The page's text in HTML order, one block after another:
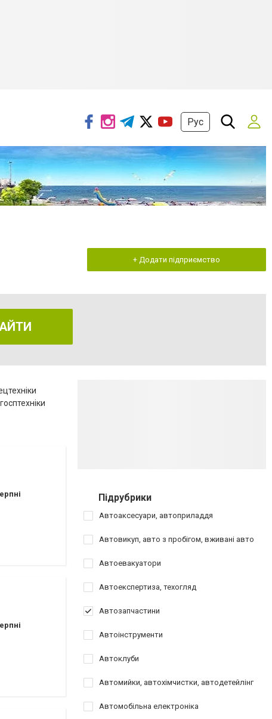
Рус
+ Додати підприємство
Підрубрики
Автоаксесуари, автоприладдя
Автовикуп, авто з пробігом, вживані авто
Автоевакуатори
Автоекспертиза, техогляд
Автозапчастини
Автоінструменти
Автоклуби
Автомийки, автохімчистки, автодетейлінг
Автомобільна електроніка